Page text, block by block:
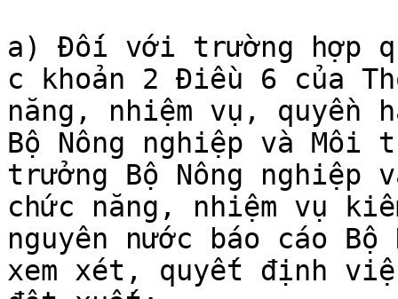
a) Đối với trường hợp
c khoản 2 Điều 6 của
năng, nhiệm vụ, quyền
Bộ Nông nghiệp và Môi
trưởng Bộ Nông
chức năng, nhiệm vụ
nguyên nước báo cáo
xem xét, quyết định